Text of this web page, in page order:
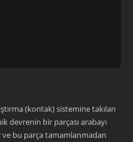
(kontak) sistemine takılan
devrenin bir parçası arabayı
ve bu parça tamamlanmadan